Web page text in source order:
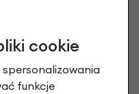
rower do
cookie
spersonalizowania
funkcje